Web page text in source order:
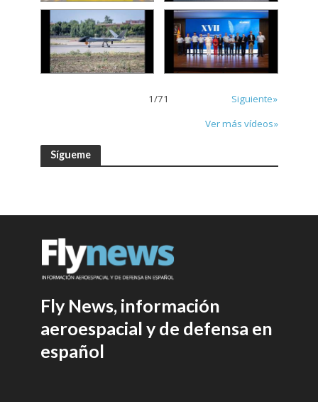
1/71
Siguiente»
Ver más vídeos»
Sígueme
Fly News, información
aeroespacial y de defensa en
español